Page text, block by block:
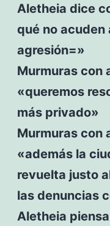
Aletheia dice
qué no acuden
agresión=»
Murmuras con
«queremos
más privado»
Murmuras con
«además la
revuelta justo
las denuncias
Aletheia